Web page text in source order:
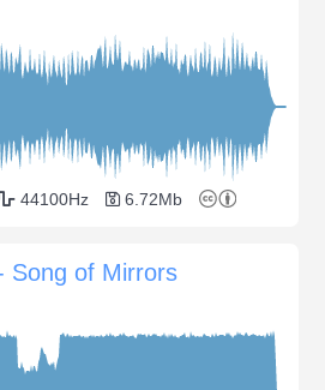
44100Hz 6.72Mb
Song of Mirrors